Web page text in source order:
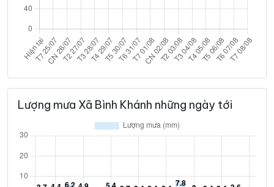
Lượng mưa Xã Bình Khánh những ngày tới